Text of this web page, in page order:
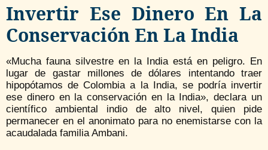
Invertir Ese Dinero En La
Conservación En La India
«Mucha fauna silvestre en la India está en peligro. En
lugar de gastar millones de dólares intentando traer
hipopótamos de Colombia a la India, se podría invertir
ese dinero en la conservación en la India», declara un
científico ambiental indio de alto nivel, quien pide
permanecer en el anonimato para no enemistarse con la
acaudalada familia Ambani.